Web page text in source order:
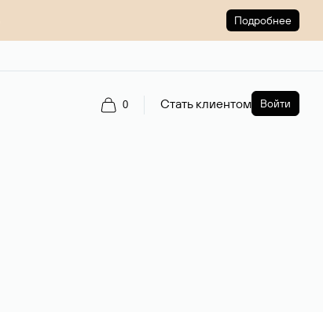
Подробнее
0 Стать клиентом Войти